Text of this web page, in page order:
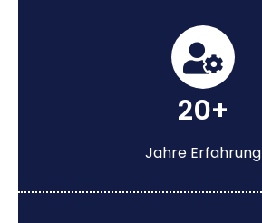
20+
Jahre Erfahrung